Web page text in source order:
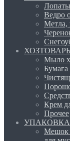
Ведро
Метла,
Мыло
Бумага
Крем
Прочее
УПАКОВКА
Мешок